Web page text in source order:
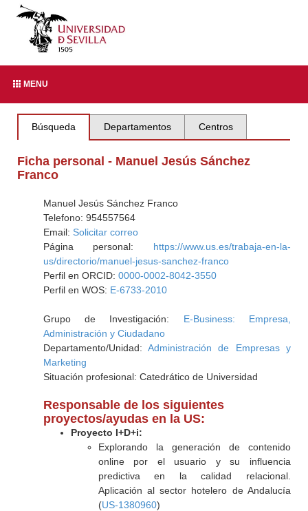
MENU
Búsqueda Departamentos Centros
Ficha personal - Manuel Jesús Sánchez
Franco
Manuel Jesús Sánchez Franco
Telefono: 954557564
Email: Solicitar correo
Página personal: https://www.us.es/trabaja-en-la-
us/directorio/manuel-jesus-sanchez-franco
Perfil en ORCID: 0000-0002-8042-3550
Perfil en WOS: E-6733-2010
Grupo de Investigación: E-Business: Empresa,
Administración y Ciudadano
Departamento/Unidad:Administración de Empresas y
Marketing
Situación profesional: Catedrático de Universidad
Responsable de los siguientes
proyectos/ayudas en la US:
Proyecto I+D+i:
Explorando la generación de contenido
online por el usuario y su influencia
predictiva en la calidad relacional.
Aplicación al sector hotelero de Andalucía
(US-1380960)